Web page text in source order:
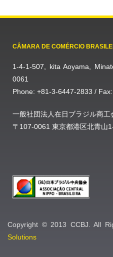
CÂMARA DE COMÉRCIO
1-4-1-507, kita Aoyama,
0061
Phone: +81-3-6447-2833 /
一般社団法人在日ブラジル商工
〒107-0061 東京都港区北青山
Copyright © 2013 CCBJ. All
Solutions